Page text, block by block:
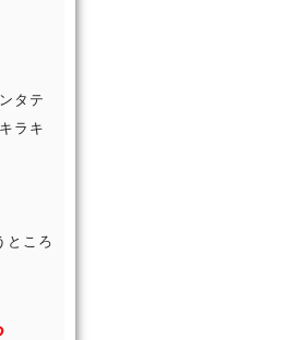
タテ
ラキ
ところ